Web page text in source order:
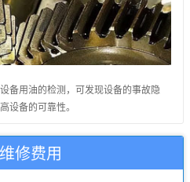
备用油的检测，可发现设备的事故隐
设备的可靠性。
修费用